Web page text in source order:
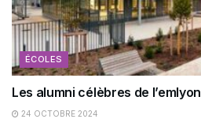
ÉCOLES
Les alumni célèbres de l’emlyon
24 OCTOBRE 2024